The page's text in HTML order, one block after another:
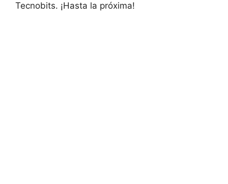
Tecnobits. ¡Hasta la próxima!